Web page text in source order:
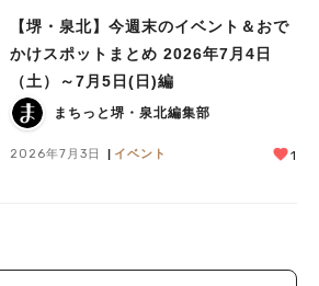
【堺・泉北】今週末のイベント＆おで
かけスポットまとめ 2026年7月4日
（土）～7月5日(日)編
まちっと堺・泉北編集部
2026年7月3日 イベント 1